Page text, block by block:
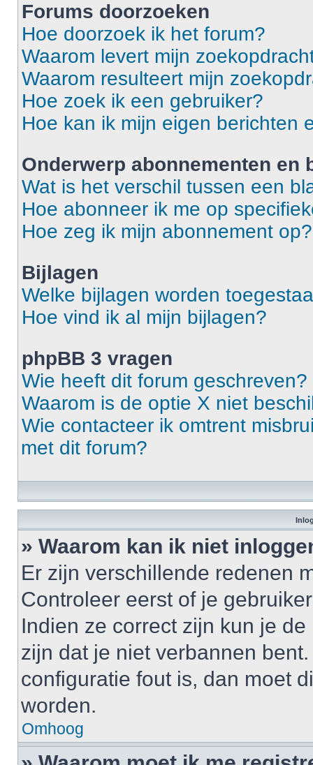
Forums doorzoeken
Hoe doorzoek ik het forum?
Waarom levert mijn
Waarom resulteert mijn
Hoe zoek ik een gebruiker?
Hoe kan ik mijn eigen berichten
Onderwerp abonnementen en
Wat is het verschil tussen een
Hoe abonneer ik me op
Hoe zeg ik mijn abonnement op?
Bijlagen
Welke bijlagen worden
Hoe vind ik al mijn bijlagen?
phpBB 3 vragen
Wie heeft dit forum geschreven?
Waarom is de optie X niet
Wie contacteer ik omtrent
met dit forum?
» Waarom kan ik niet
Er zijn verschillende redenen
Controleer eerst of je
Indien ze correct zijn kun je
zijn dat je niet verbannen
configuratie fout is, dan moet
worden.
Omhoog